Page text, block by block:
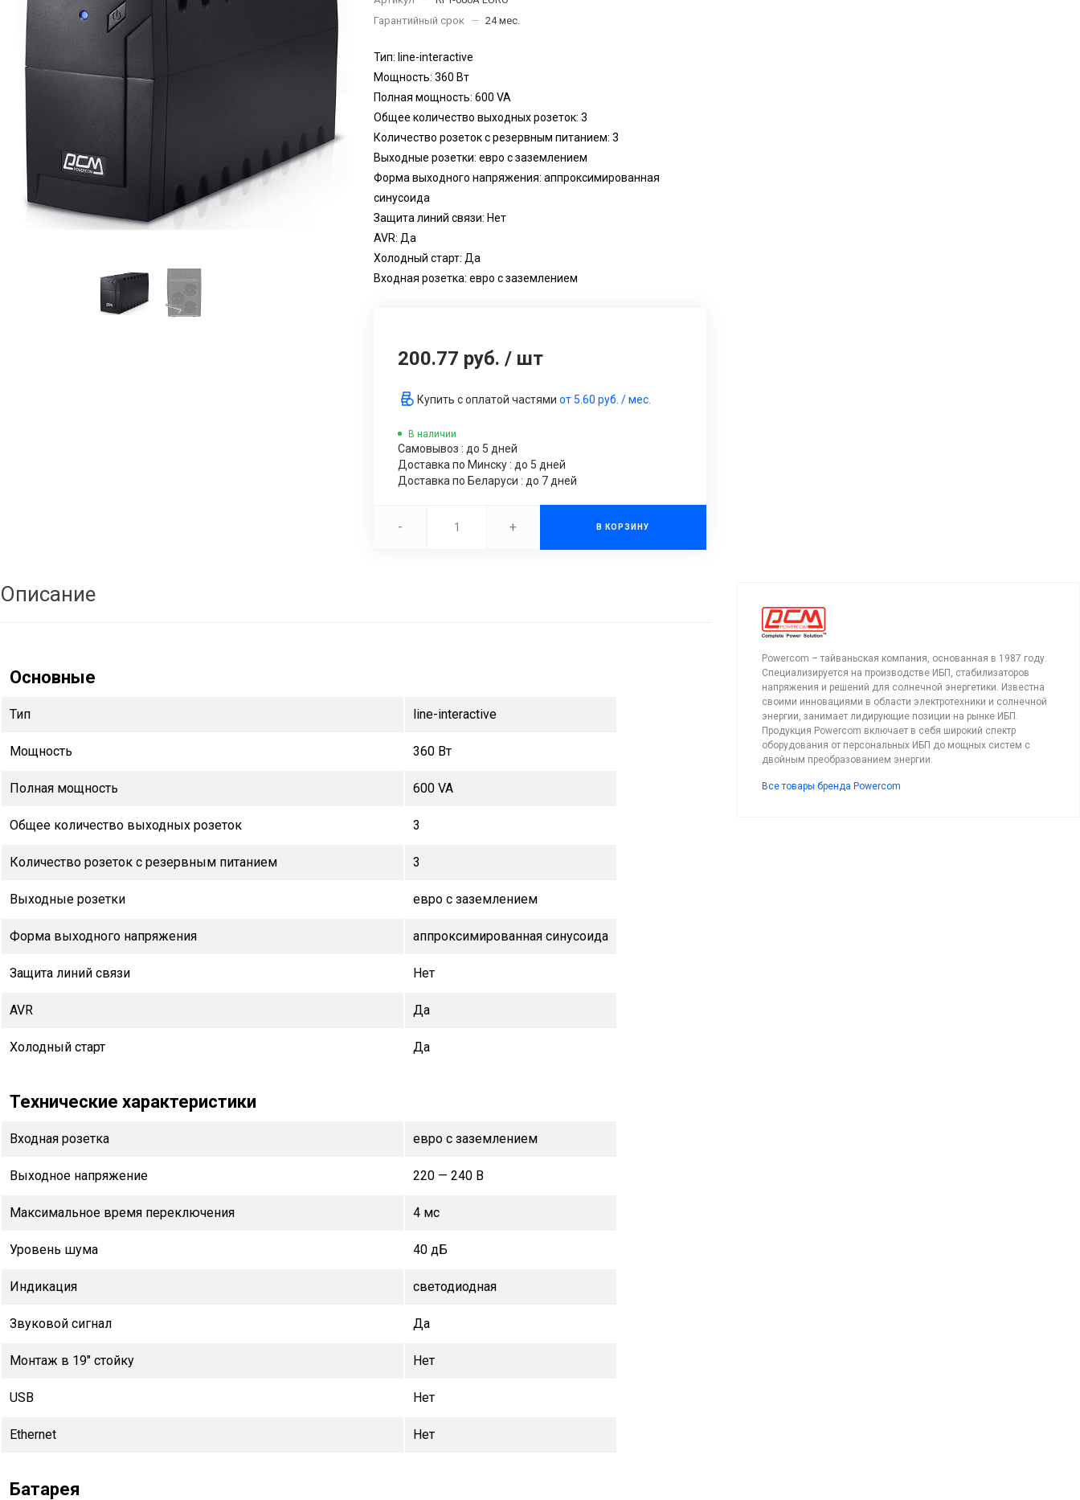
Гарантийный срок
— 24 мес.
Тип: line-interactive
Мощность: 360 Вт
Полная мощность: 600 VA
Общее количество выходных розеток: 3
Количество розеток с резервным питанием: 3
Выходные розетки: евро с заземлением
Форма выходного напряжения: аппроксимированная
синусоида
Защита линий связи: Нет
AVR: Да
Холодный старт: Да
Входная розетка: евро с заземлением
200.77 руб. / шт
Купить с оплатой частямиот5.60 руб. / мес.
В наличии
Самовывоз : до 5 дней
Доставка по Минску : до 5 дней
Доставка по Беларуси : до 7 дней
- + В КОРЗИНУ
Описание
Основные
Тип line-interactive
Мощность 360 Вт
Полная мощность 600 VA
Общее количество выходных розеток 3
Количество розеток с резервным питанием 3
Выходные розетки евро с заземлением
Форма выходного напряжения аппроксимированная синусоида
Защита линий связи Нет
AVR Да
Холодный старт Да
Технические характеристики
Входная розетка евро с заземлением
Выходное напряжение 220 — 240 В
Максимальное время переключения 4 мс
Уровень шума 40 дБ
Индикация светодиодная
Звуковой сигнал Да
Монтаж в 19" стойку Нет
USB Нет
Ethernet Нет
Батарея
Powercom – тайваньская компания, основанная в 1987 году.
Специализируется на производстве ИБП, стабилизаторов
напряжения и решений для солнечной энергетики. Известна
своими инновациями в области электротехники и солнечной
энергии, занимает лидирующие позиции на рынке ИБП.
Продукция Powercom включает в себя широкий спектр
оборудования от персональных ИБП до мощных систем с
двойным преобразованием энергии.
Все товары бренда Powercom